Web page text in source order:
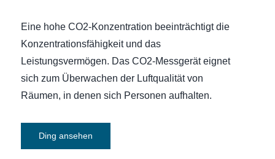
Eine hohe CO2-Konzentration beeinträchtigt die
Konzentrationsfähigkeit und das
Leistungsvermögen. Das CO2-Messgerät eignet
sich zum Überwachen der Luftqualität von
Räumen, in denen sich Personen aufhalten.
Ding ansehen